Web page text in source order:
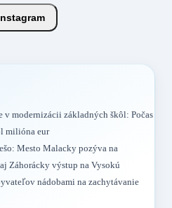
v modernizácii základných škôl: Počas
milióna eur
Mesto Malacky pozýva na
Záhorácky výstup na Vysokú
nádobami na zachytávanie